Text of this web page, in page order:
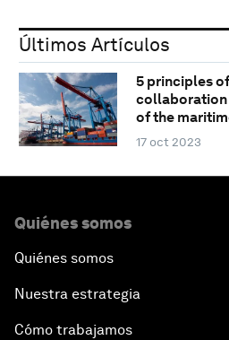
Últimos Artículos
5 principles
collaboration
of the
17 oct 2023
Quiénes somos
Quiénes somos
Nuestra estrategia
Cómo trabajamos